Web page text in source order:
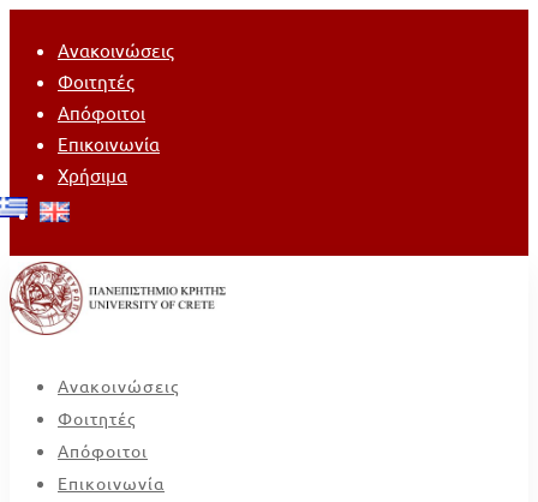
Ανακοινώσεις
Φοιτητές
Απόφοιτοι
Επικοινωνία
Χρήσιμα
Ανακοινώσεις
Φοιτητές
Απόφοιτοι
Επικοινωνία